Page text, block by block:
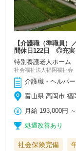
【介護職（準職員
間休日122日 ◎充実
特別養護老人ホーム
社会福祉法人福岡福祉会
介護職・ヘルパ
富山県 高岡市 福
月給 193,000円
処遇改善あり
社会保険完備